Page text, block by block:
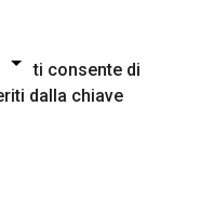
ti consente di
dalla chiave